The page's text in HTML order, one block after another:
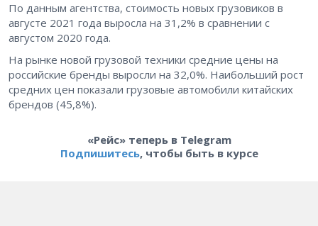
По данным агентства, стоимость новых грузовиков в
августе 2021 года выросла на 31,2% в сравнении с
августом 2020 года.
На рынке новой грузовой техники средние цены на
российские бренды выросли на 32,0%. Наибольший рост
средних цен показали грузовые автомобили китайских
брендов (45,8%).
«Рейс» теперь в Telegram
Подпишитесь, чтобы быть в курсе